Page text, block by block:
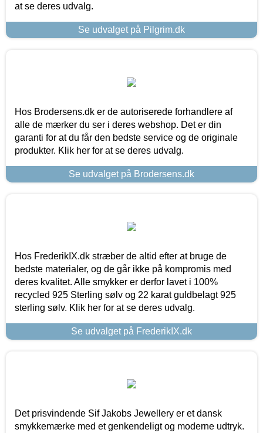
at se deres udvalg.
Se udvalget på Pilgrim.dk
Hos Brodersens.dk er de autoriserede forhandlere af
alle de mærker du ser i deres webshop. Det er din
garanti for at du får den bedste service og de originale
produkter. Klik her for at se deres udvalg.
Se udvalget på Brodersens.dk
Hos FrederikIX.dk stræber de altid efter at bruge de
bedste materialer, og de går ikke på kompromis med
deres kvalitet. Alle smykker er derfor lavet i 100%
recycled 925 Sterling sølv og 22 karat guldbelagt 925
sterling sølv. Klik her for at se deres udvalg.
Se udvalget på FrederikIX.dk
Det prisvindende Sif Jakobs Jewellery er et dansk
smykkemærke med et genkendeligt og moderne udtryk.